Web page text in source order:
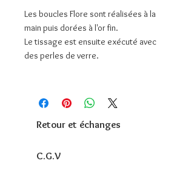
Les boucles Flore sont réalisées à la
main puis dorées à l'or fin.
Le tissage est ensuite exécuté avec
des perles de verre.
Retour et échanges
C.G.V